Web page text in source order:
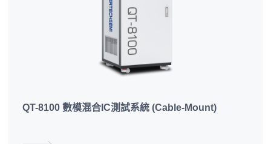
QT-8100 數模混合IC測試系統 (Cable-Mount)